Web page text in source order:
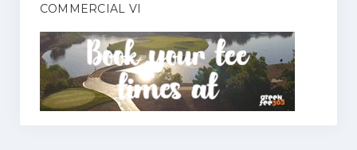
COMMERCIAL VI